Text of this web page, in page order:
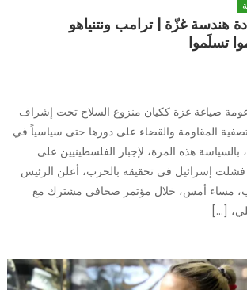
هندسة غزّة | ترامب ونتنياهو
تسلَموا
صياغة غزة ككيان منزوع السلاح تحت إشراف
المقاومة والقضاء على دورها حتى سياسياً في
بالسياسة هذه المرة، لإجبار الفلسطينيين على
فشلت إسرائيل في تحقيقه بالحرب، أعلن الرئيس
مساء أمس، خلال مؤتمر صحافي مشترك مع
[…]